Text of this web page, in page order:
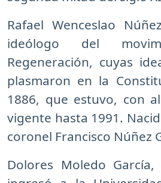
Rafael Wenceslao
ideólogo del
Regeneración, cuyas
plasmaron en la
1886, que estuvo, con
vigente hasta 1991.
coronel Francisco Núñez
Dolores Moledo